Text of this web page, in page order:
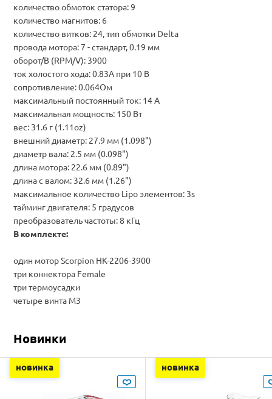
количество обмоток статора: 9
количество магнитов: 6
количество витков: 24, тип обмотки Delta
провода мотора: 7 - стандарт, 0.19 мм
оборот/В (RPM/V): 3900
ток холостого хода: 0.83А при 10 В
сопротивление: 0.064Ом
максимальный постоянный ток: 14 А
максимальная мощность: 150 Вт
вес: 31.6 г (1.11oz)
внешний диаметр: 27.9 мм (1.098")
диаметр вала: 2.5 мм (0.098")
длина мотора: 22.6 мм (0.89")
длина с валом: 32.6 мм (1.26")
максимальное количество Lipo элементов: 3s
тайминг двигателя: 5 градусов
преобразователь частоты: 8 кГц
В комплекте:
один мотор Scorpion HK-2206-3900
три коннектора Female
тритермоусадки
четыре винта M3
Новинки
новинка новинка